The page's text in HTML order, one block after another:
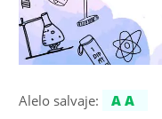
Alelo salvaje:
AA